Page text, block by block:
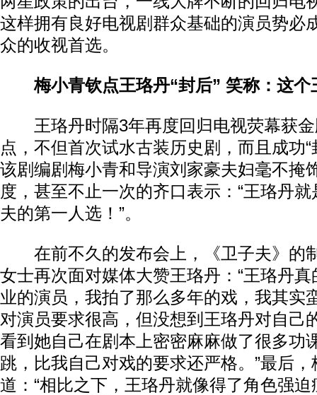
这样拥有良好电视剧群众基础的演员势必
众的收视首选。
梅小青钦点王珞丹“封后” 笑称：这个
王珞丹时隔3年再度回归电视荧幕获金
点，不但首次试水古装历史剧，而且成功
该剧编剧梅小青和导演刘家豪夫妇毫不掩
度，甚至不止一次的齐口表示：“王珞丹
夫的第一人选！”。
在前不久的发布会上，《卫子夫》的
女士再次面对媒体大赞王珞丹：“王珞丹
业的演员，我拍了那么多年的戏，我其实
对演员要求很高，但没想到王珞丹对自己
看到她自己在剧本上密密麻麻做了很多功
跳，比我自己对戏的要求还严格。”最后
道：“相比之下，王珞丹就像得了角色强